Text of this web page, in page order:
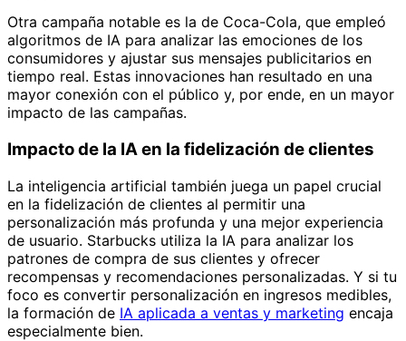
Otra campaña notable es la de Coca-Cola, que empleó
algoritmos de IA para analizar las emociones de los
consumidores y ajustar sus mensajes publicitarios en
tiempo real. Estas innovaciones han resultado en una
mayor conexión con el público y, por ende, en un mayor
impacto de las campañas.
Impacto de la IA en la fidelización de clientes
La inteligencia artificial también juega un papel crucial
en la fidelización de clientes al permitir una
personalización más profunda y una mejor experiencia
de usuario. Starbucks utiliza la IA para analizar los
patrones de compra de sus clientes y ofrecer
recompensas y recomendaciones personalizadas. Y si tu
foco es convertir personalización en ingresos medibles,
la formación de IA aplicada a ventas y marketing encaja
especialmente bien.